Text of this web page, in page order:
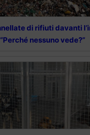
di rifiuti davanti
nessuno vede?”